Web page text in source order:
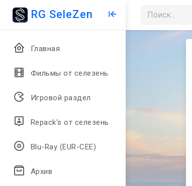
RG SeleZen
Главная
Фильмы от селезень
Игровой раздел
Repack's от селезень
Blu-Ray (EUR-CEE)
Архив